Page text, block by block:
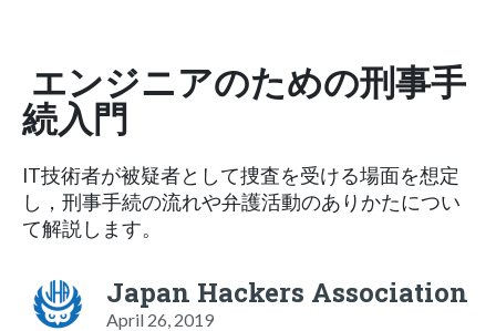
エンジニアのための刑事手
続入門
IT技術者が被疑者として捜査を受ける場面を想定
し，刑事手続の流れや弁護活動のありかたについ
て解説します。
Japan Hackers Association
April 26, 2019